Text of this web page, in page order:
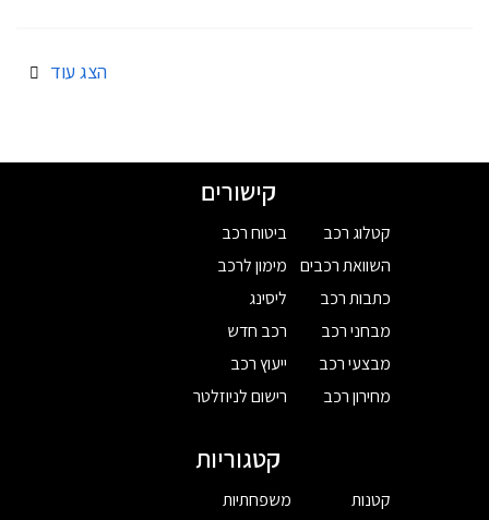
הצג עוד
קישורים
קטלוג רכב
השוואת רכבים
כתבות רכב
מבחני רכב
מבצעי רכב
מחירון רכב
ביטוח רכב
מימון לרכב
ליסינג
רכב חדש
ייעוץ רכב
רישום לניוזלטר
קטגוריות
קטנות
משפחתיות